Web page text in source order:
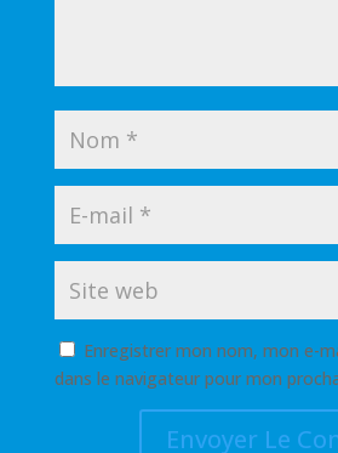
Enregistrer mon nom, mon e-
dans le navigateur pour mon